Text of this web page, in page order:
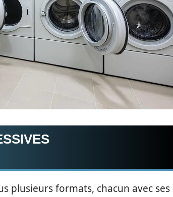
plusieurs formats, chacun avec ses